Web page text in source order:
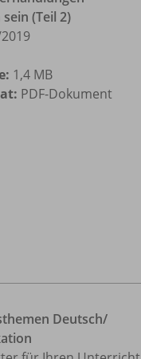
(Teil 2)
2019
1,4 MB
PDF-Dokument
Deutsch/